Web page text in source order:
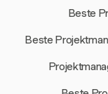
Beste
Beste